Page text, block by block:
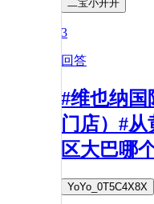
二宝小开开
3
回答
#维也纳
门店）#
区大巴哪
YoYo_0T5C4X8X